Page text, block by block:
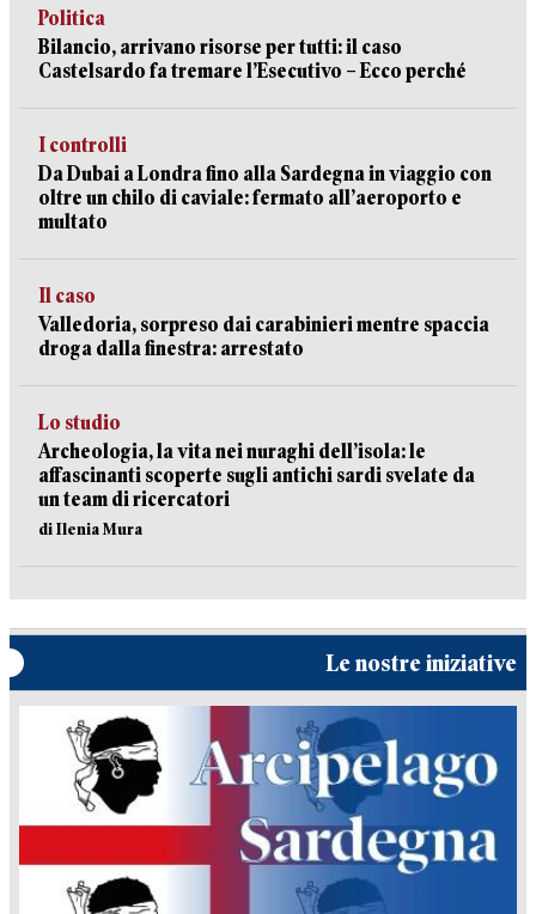
Politica
Bilancio, arrivano risorse per tutti: il caso
Castelsardo fa tremare l’Esecutivo – Ecco perché
I controlli
Da Dubai a Londra fino alla Sardegna in viaggio con
oltre un chilo di caviale: fermato all’aeroporto e
multato
Il caso
Valledoria, sorpreso dai carabinieri mentre spaccia
droga dalla finestra: arrestato
Lo studio
Archeologia, la vita nei nuraghi dell’isola: le
affascinanti scoperte sugli antichi sardi svelate da
un team di ricercatori
di Ilenia Mura
Le nostre iniziative